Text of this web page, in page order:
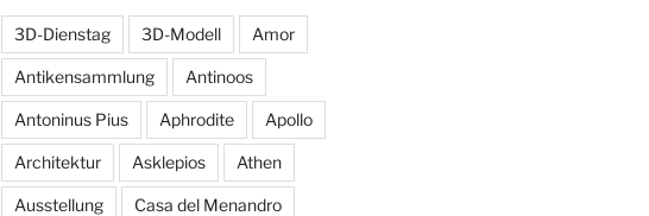
3D-Dienstag 3D-Modell Amor
Antikensammlung Antinoos
Antoninus Pius Aphrodite Apollo
Architektur Asklepios Athen
Ausstellung Casa del Menandro